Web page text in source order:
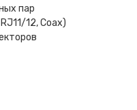
пар
12, Coax)